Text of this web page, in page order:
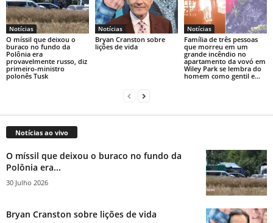
Notícias
O míssil que deixou o
buraco no fundo da
Polônia era
provavelmente russo, diz
primeiro-ministro
polonês Tusk
Notícias
Bryan Cranston sobre
lições de vida
Notícias
Família de três pessoas
que morreu em um
grande incêndio no
apartamento da vovó em
Wiley Park se lembra do
homem como gentil e...
Notícias ao vivo
O míssil que deixou o buraco no fundo da
Polônia era...
30 Julho 2026
Bryan Cranston sobre lições de vida